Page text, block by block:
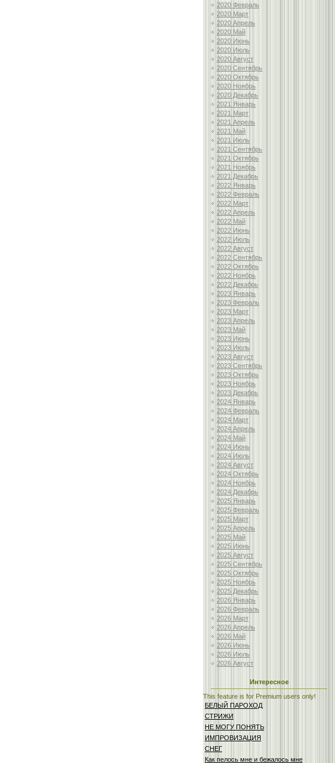
2020 Февраль
2020 Март
2020 Апрель
2020 Май
2020 Июнь
2020 Июль
2020 Август
2020 Сентябрь
2020 Октябрь
2020 Ноябрь
2020 Декабрь
2021 Январь
2021 Март
2021 Апрель
2021 Май
2021 Июль
2021 Сентябрь
2021 Октябрь
2021 Ноябрь
2021 Декабрь
2022 Январь
2022 Февраль
2022 Март
2022 Апрель
2022 Май
2022 Июнь
2022 Июль
2022 Август
2022 Сентябрь
2022 Октябрь
2022 Ноябрь
2022 Декабрь
2023 Январь
2023 Февраль
2023 Март
2023 Апрель
2023 Май
2023 Июнь
2023 Июль
2023 Август
2023 Сентябрь
2023 Октябрь
2023 Ноябрь
2023 Декабрь
2024 Январь
2024 Февраль
2024 Март
2024 Апрель
2024 Май
2024 Июнь
2024 Июль
2024 Август
2024 Октябрь
2024 Ноябрь
2024 Декабрь
2025 Январь
2025 Февраль
2025 Март
2025 Апрель
2025 Май
2025 Июнь
2025 Август
2025 Сентябрь
2025 Октябрь
2025 Ноябрь
2025 Декабрь
2026 Январь
2026 Февраль
2026 Март
2026 Апрель
2026 Май
2026 Июнь
2026 Июль
2026 Август
Интересное
This feature is for Premium users only!
БЕЛЫЙ ПАРОХОД
СТРИЖИ
НЕ МОГУ ПОНЯТЬ
ИМПРОВИЗАЦИЯ
СНЕГ
Как пелось мне и бежалось мне